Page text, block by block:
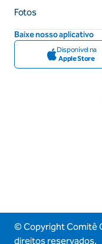
Fotos
Baixe nosso aplicativo
Disponível na
Apple Store
© Copyright Comitê
direitos reservados.